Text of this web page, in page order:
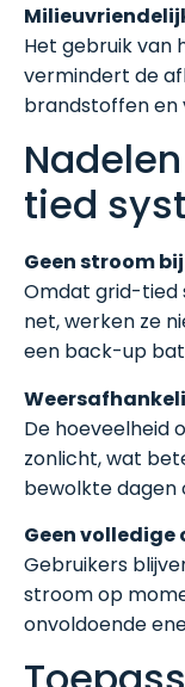
Het gebruik van
vermindert de
brandstoffen en
tied
Geen stroom
Omdat grid-tied
net, werken ze
een back-up
De hoeveelheid
zonlicht, wat
bewolkte dagen
Geen
Gebruikers
stroom op
onvoldoende